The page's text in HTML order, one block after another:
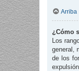
Arriba
¿Cómo
Los
general,
de los